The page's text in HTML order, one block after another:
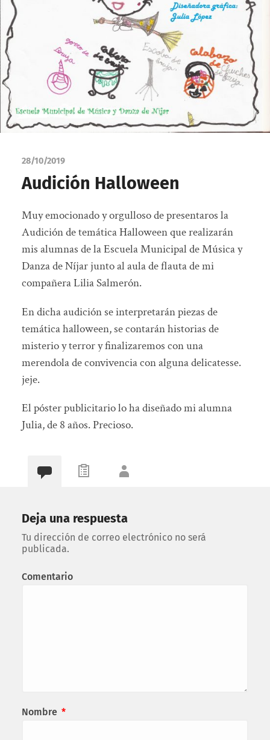
28/10/2019
Audición Halloween
Muy emocionado y orgulloso de presentaros la
Audición de temática Halloween que realizarán
mis alumnas de la Escuela Municipal de Música y
Danza de Níjar junto al aula de flauta de mi
compañera Lilia Salmerón.
En dicha audición se interpretarán piezas de
temática halloween, se contarán historias de
misterio y terror y finalizaremos con una
merendola de convivencia con alguna delicatesse.
jeje.
El póster publicitario lo ha diseñado mi alumna
Julia, de 8 años. Precioso.
Deja una respuesta
Tu dirección de correo electrónico no será
publicada.
Comentario
Nombre *